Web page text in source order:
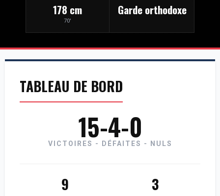
178 cm
70'
Garde orthodoxe
TABLEAU DE BORD
15-4-0
VICTOIRES - DÉFAITES - NULS
9 3